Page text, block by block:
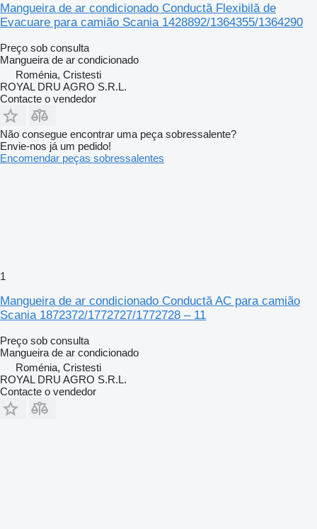
Mangueira de ar condicionado Conductă Flexibilă de
Evacuare para camião Scania 1428892/1364355/1364290
Preço sob consulta
Mangueira de ar condicionado
Roménia, Cristesti
ROYAL DRU AGRO S.R.L.
Contacte o vendedor
Não consegue encontrar uma peça sobressalente?
Envie-nos já um pedido!
Encomendar peças sobressalentes
1
Mangueira de ar condicionado Conductă AC para camião
Scania 1872372/1772727/1772728 – 11
Preço sob consulta
Mangueira de ar condicionado
Roménia, Cristesti
ROYAL DRU AGRO S.R.L.
Contacte o vendedor